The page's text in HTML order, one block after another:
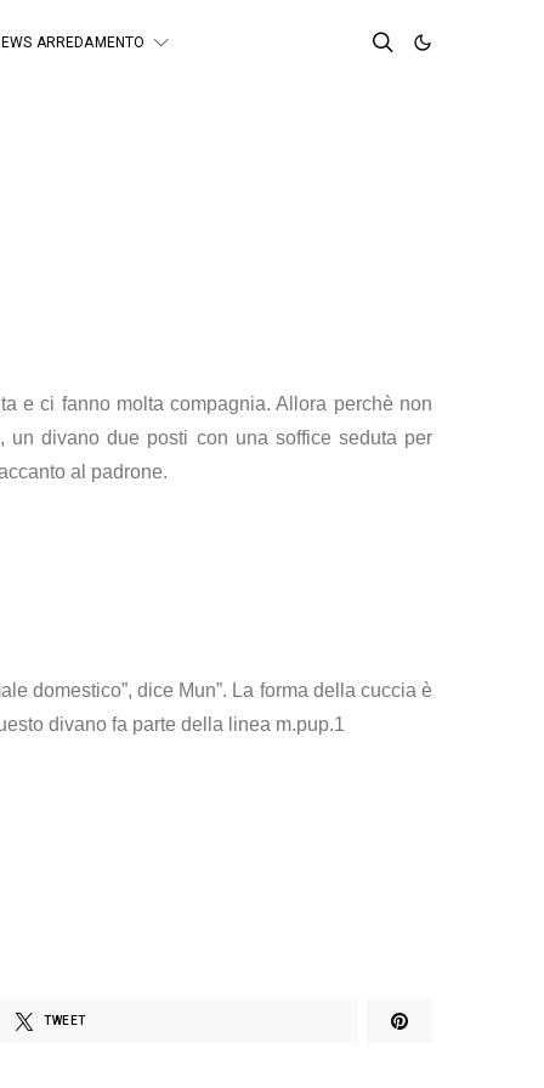
ARREDAMENTO
e ci fanno molta compagnia. Allora perchè non
divano due posti con una soffice seduta per
al padrone.
domestico”, dice Mun”. La forma della cuccia è
divano fa parte della linea m.pup.1
TWEET